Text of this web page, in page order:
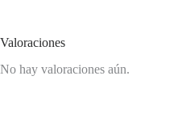
Valoraciones
No hay valoraciones aún.